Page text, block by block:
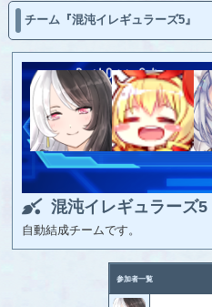
チーム『混沌イレギュラーズ5』
混沌イレギュラーズ5
自動結成チームです。
参加者一覧